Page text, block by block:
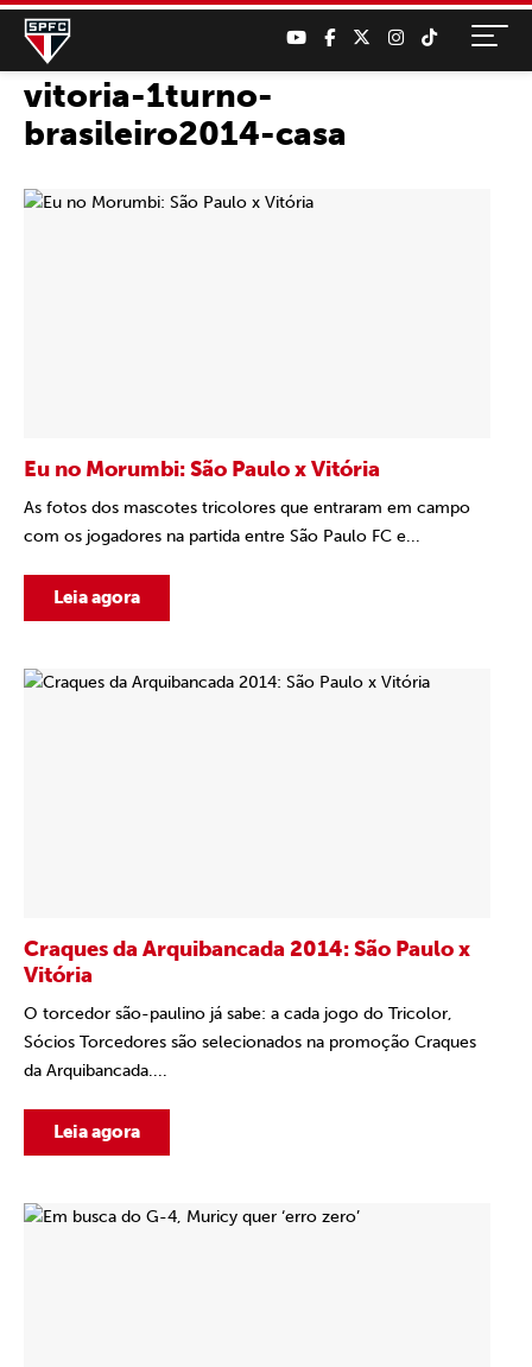
vitoria-1turno-
brasileiro2014-casa
Eu no Morumbi: São Paulo x Vitória
As fotos dos mascotes tricolores que entraram em campo
com os jogadores na partida entre São Paulo FC e...
Leia agora
Craques da Arquibancada 2014: São Paulo x
Vitória
O torcedor são-paulino já sabe: a cada jogo do Tricolor,
Sócios Torcedores são selecionados na promoção Craques
da Arquibancada....
Leia agora